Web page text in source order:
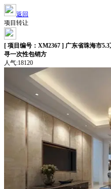
返回
项目转让
[ 项目编号：XM2367 ] 广东省珠海市
寻一次性包销方
人气:18120